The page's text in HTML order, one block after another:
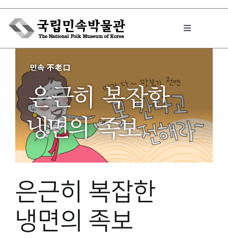
Skip
content
Toggle
박물관에서는
민속이야기
민속 인사이드
원문보기 PDF
박물관 홈페이지
은근히 복잡한
냉면의 족보